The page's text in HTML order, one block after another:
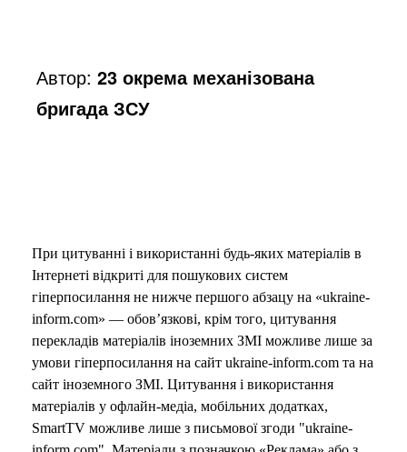
Автор:23 окрема механізована
бригада ЗСУ
При цитуванні і використанні будь-яких матеріалів в
Інтернеті відкриті для пошукових систем
гіперпосилання не нижче першого абзацу на «ukraine-
inform.com» — обов’язкові, крім того, цитування
перекладів матеріалів іноземних ЗМІ можливе лише за
умови гіперпосилання на сайт ukraine-inform.com та на
сайт іноземного ЗМІ. Цитування і використання
матеріалів у офлайн-медіа, мобільних додатках,
SmartTV можливе лише з письмової згоди "ukraine-